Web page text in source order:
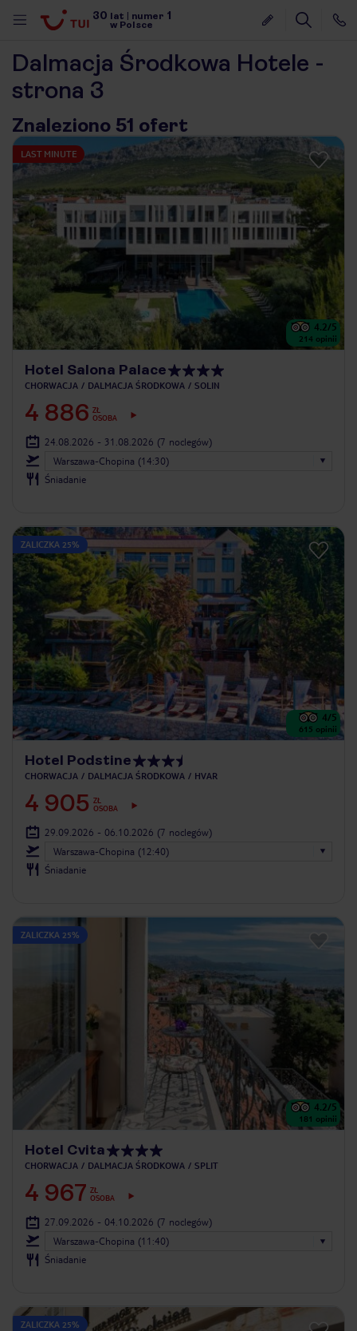
30 lat numer 1
w Polsce
Dalmacja Środkowa Hotele -
strona 3
Znaleziono 51 ofert
LAST MINUTE
4.2/5
214 opinii
Hotel Salona Palace
CHORWACJA DALMACJA ŚRODKOWA SOLIN
4 886 ZŁ
OSOBA
24.08.2026 - 31.08.2026 (7 noclegów)
Warszawa-Chopina (14:30)
Śniadanie
ZALICZKA 25%
4/5
615 opinii
Hotel Podstine
CHORWACJA DALMACJA ŚRODKOWA HVAR
4 905 ZŁ
OSOBA
29.09.2026 - 06.10.2026 (7 noclegów)
Warszawa-Chopina (12:40)
Śniadanie
ZALICZKA 25%
4.2/5
181 opinii
Hotel Cvita
CHORWACJA DALMACJA ŚRODKOWA SPLIT
4 967 ZŁ
OSOBA
27.09.2026 - 04.10.2026 (7 noclegów)
Warszawa-Chopina (11:40)
Śniadanie
ZALICZKA 25%